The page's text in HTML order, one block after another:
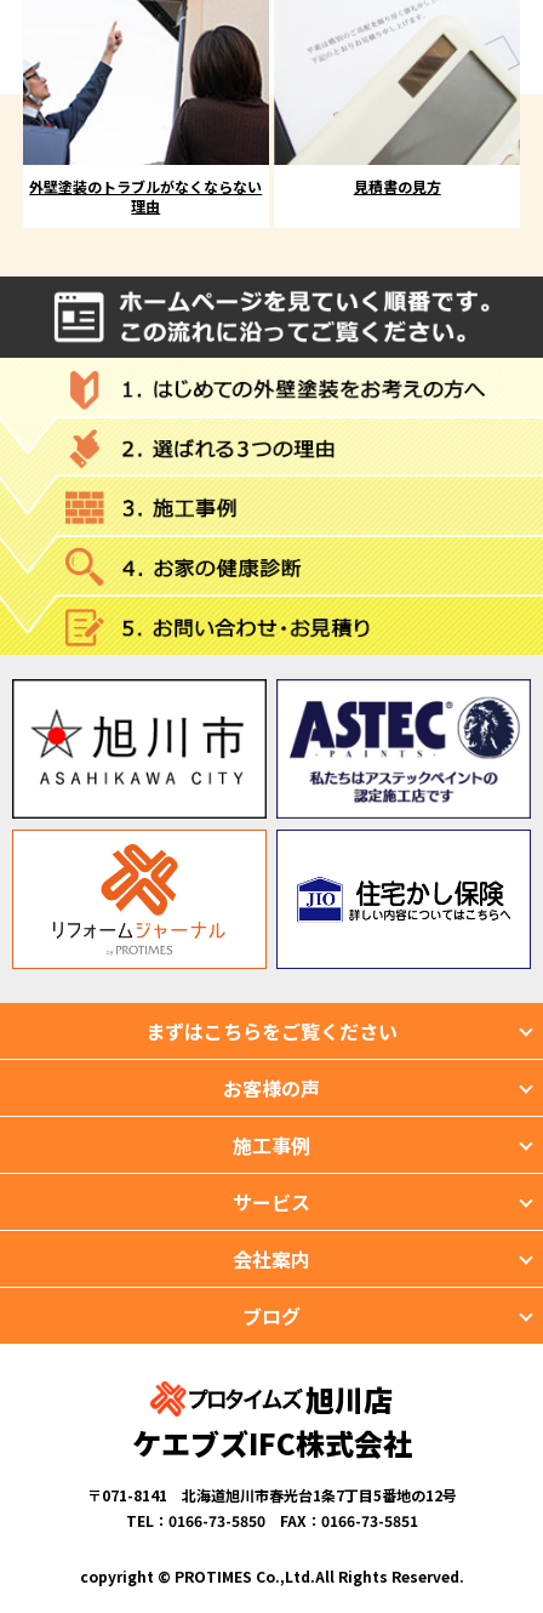
外壁塗装のトラブルがなくならない
理由
見積書の見方
まずはこちらをご覧ください
お客様の声
施工事例
サービス
会社案内
ブログ
旭川店
ケエブズIFC株式会社
〒071-8141 北海道旭川市春光台1条7丁目5番地の12号
TEL：0166-73-5850 FAX：0166-73-5851
copyright © PROTIMES Co.,Ltd.All Rights Reserved.